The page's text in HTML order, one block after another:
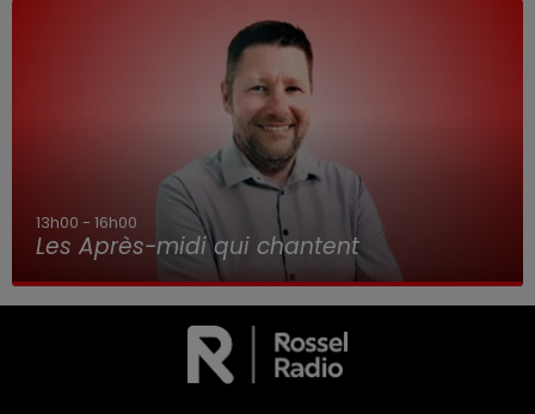
16h00 - 19h00
Le Jukebox RDL